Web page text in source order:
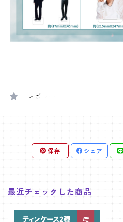
レビュー
保存 シェア
最近チェックした商品